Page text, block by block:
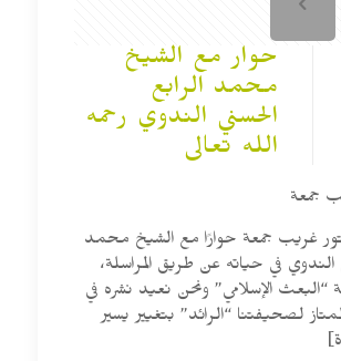
حوار مع الشيخ
محمد الرابع
الحسني الندوي رحمه
الله تعالى
جمعة
غريب جمعة حوارًا مع الشيخ محمد
الندوي في حياته عن طريق المراسلة،
“البعث الإسلامي” ونحن نعيد نشره في
لصحيفتنا “الرائد” بتغيير يسير